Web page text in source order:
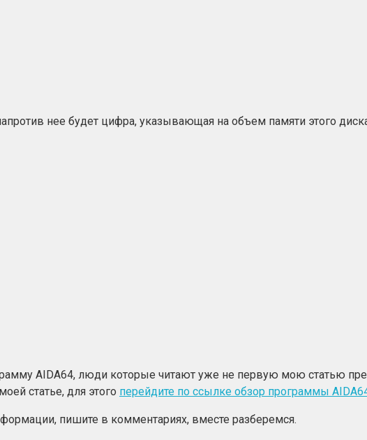
нее будет цифра, указывающая на объем памяти этого
AIDA64, люди которые читают уже не первую мою статью
статье, для этого перейдите по ссылке обзор программы
пишите в комментариях, вместе разберемся.